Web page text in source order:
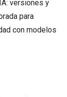
versiones y
para
con modelos